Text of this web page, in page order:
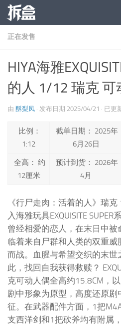
跳至内容
正在发售
HIYA海雅
的人 1/12 瑞克 可
由 酥梨凤 · 发布日期 2025/04/21 · 已更
比例：
1:12
截单日期： 2025年
6月26日
全高： 约
12厘米
预计到货： 2026年
4月
《行尸走肉：活着的人》瑞
入海雅玩具EXQUISITE
曾经相爱的恋人，在末日中
临着来自尸群和人类的双重
而战。血腥与希望交织的末世
此，找回自我获得救赎？
克可动人偶全高约15.8CM，
剧中形象为原型，高度还原
征。在武器配件方面，1把
支⻄洋剑和1把砍斧均有附属